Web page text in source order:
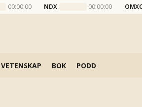
00:00:00 NDX 00:00:00
VETENSKAP BOK PODD